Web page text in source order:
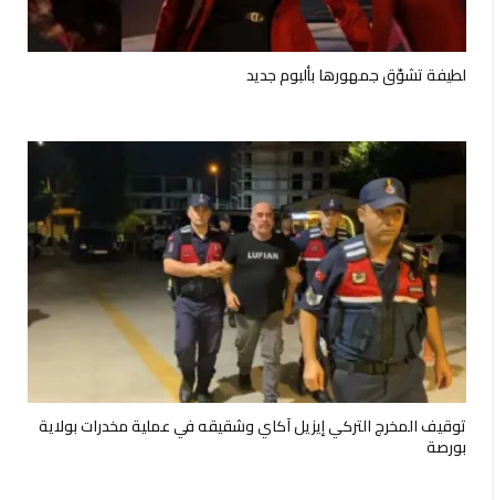
لطيفة تشوّق جمهورها بألبوم جديد
توقيف المخرج التركي إيزيل آكاي وشقيقه في عملية مخدرات بولاية
بورصة